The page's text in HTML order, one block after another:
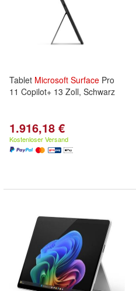
Tablet Microsoft Surface Pro
11 Copilot+ 13 Zoll, Schwarz
1.916,18 €
Kostenloser Versand